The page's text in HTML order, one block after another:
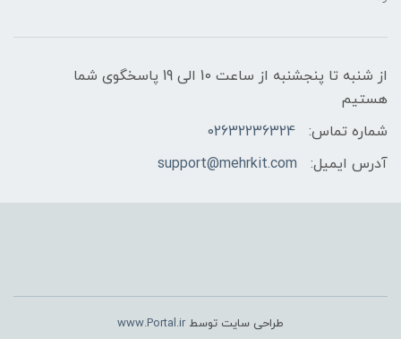
از شنبه تا پنجشنبه از ساعت 10 الی 19 پاسخگوی شما
هستیم
شماره تماس:
02632236324
آدرس ایمیل:
support@mehrkit.com
طراحی سایت توسط www.Portal.ir